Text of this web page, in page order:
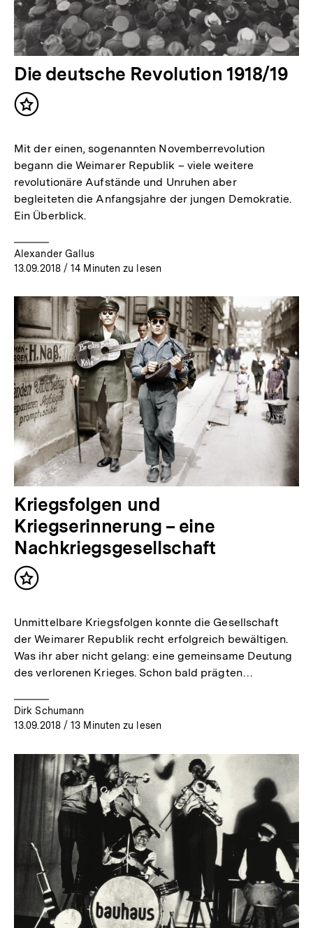
Die deutsche Revolution 1918/19
Inhalt
Mit der einen, sogenannten Novemberrevolution
begann die Weimarer Republik – viele weitere
revolutionäre Aufstände und Unruhen aber
begleiteten die Anfangsjahre der jungen Demokratie.
Ein Überblick.
Alexander Gallus
13.09.2018/ 14 Minuten zu lesen
Kriegsfolgen und
Kriegserinnerung – eine
Nachkriegsgesellschaft
Inhalt
Unmittelbare Kriegsfolgen konnte die Gesellschaft
der Weimarer Republik recht erfolgreich bewältigen.
Was ihr aber nicht gelang: eine gemeinsame Deutung
des verlorenen Krieges. Schon bald prägten…
Dirk Schumann
13.09.2018/ 13 Minuten zu lesen